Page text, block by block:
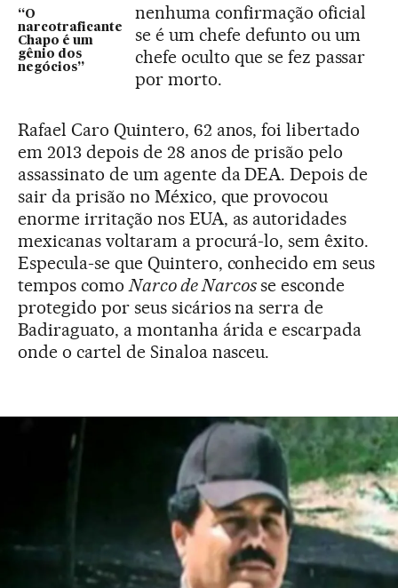
“O
narcotraficante
Chapo é um
gênio dos
negócios”
nenhuma confirmação oficial
se é um chefe defunto ou um
chefe oculto que se fez passar
por morto.
Rafael Caro Quintero, 62 anos, foi libertado
em 2013 depois de 28 anos de prisão pelo
assassinato de um agente da DEA. Depois de
sair da prisão no México, que provocou
enorme irritação nos EUA, as autoridades
mexicanas voltaram a procurá-lo, sem êxito.
Especula-se que Quintero, conhecido em seus
tempos comoNarco de Narcosse esconde
protegido por seus sicários na serra de
Badiraguato, a montanha árida e escarpada
onde o cartel de Sinaloa nasceu.